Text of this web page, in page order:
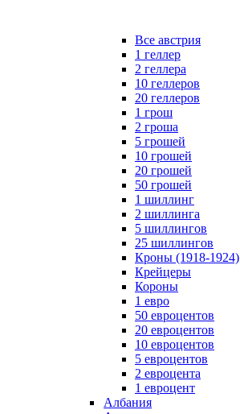
Все австрия
1 геллер
2 геллера
10 геллеров
20 геллеров
1 грош
2 гроша
5 грошей
10 грошей
20 грошей
50 грошей
1 шиллинг
2 шиллинга
5 шиллингов
25 шиллингов
Кроны (1918-1924)
Крейцеры
Короны
1 евро
50 евроцентов
20 евроцентов
10 евроцентов
5 евроцентов
2 евроцента
1 евроцент
Албания